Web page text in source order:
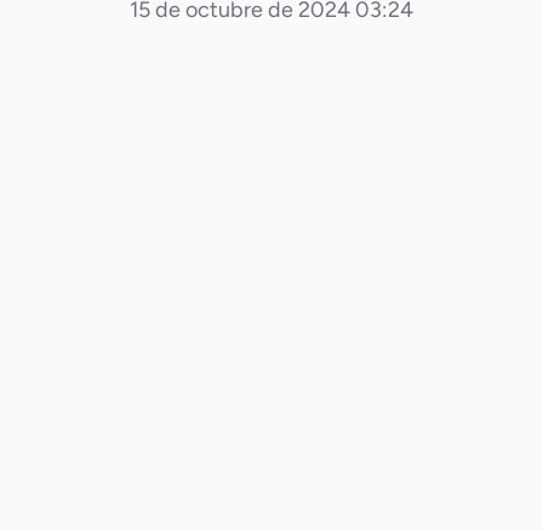
15 de octubre de 2024 03:24